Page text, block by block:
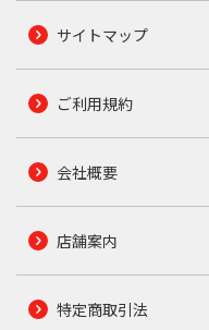
サイトマップ
ご利用規約
会社概要
店舗案内
特定商取引法